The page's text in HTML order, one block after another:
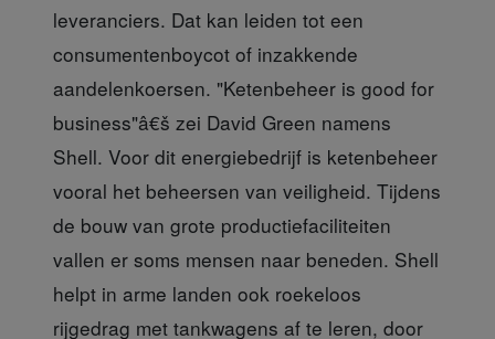
leveranciers. Dat kan leiden tot een
consumentenboycot of inzakkende
aandelenkoersen. "Ketenbeheer is good for
business"â€š zei David Green namens
Shell. Voor dit energiebedrijf is ketenbeheer
vooral het beheersen van veiligheid. Tijdens
de bouw van grote productiefaciliteiten
vallen er soms mensen naar beneden. Shell
helpt in arme landen ook roekeloos
rijgedrag met tankwagens af te leren, door